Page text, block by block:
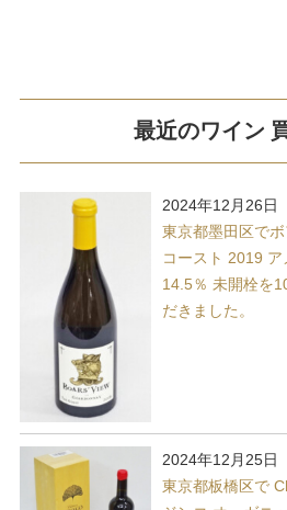
最近のワイン
2024年12月26日
東京都墨田区で
コースト 2019
14.5％ 未開栓を
だきました。
2024年12月25日
東京都板橋区で